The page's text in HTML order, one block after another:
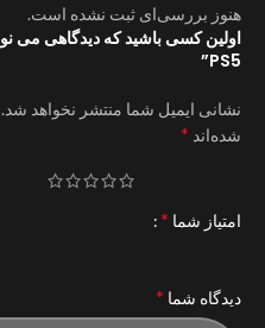
هنوز بررسی‌ای ثبت نشده است.
PS5”
نشانی ایمیل شما منتشر نخواهد شد.
شده‌اند *
امتیاز شما *
دیدگاه شما *